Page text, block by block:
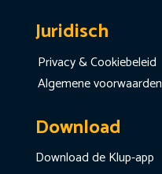
Juridisch
Privacy & Cookiebeleid
Algemene voorwaarden
Download
Download de Klup-app